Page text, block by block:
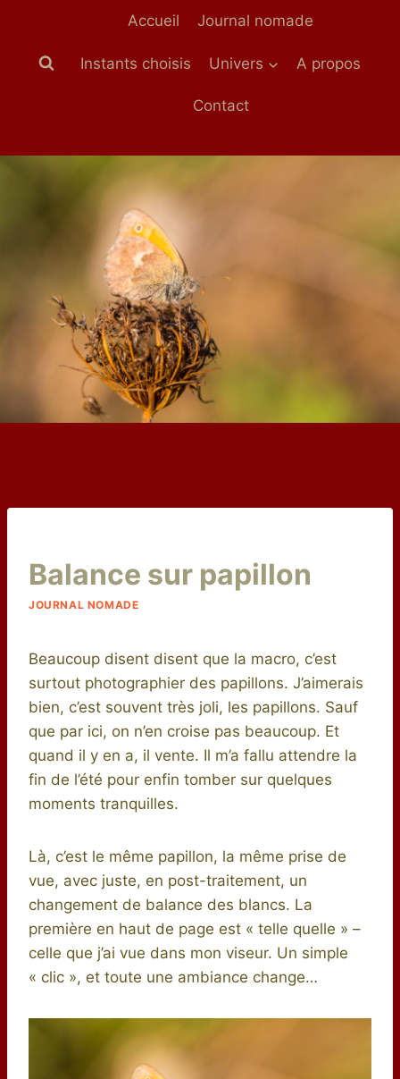
contenu
Accueil Journal nomade
Instants choisis Univers A propos
Contact
JOURNAL NOMADE
Balance sur papillon
niro
Beaucoup disent disent que la macro, c’est
surtout photographier des papillons. J’aimerais
bien, c’est souvent très joli, les papillons. Sauf
que par ici, on n’en croise pas beaucoup. Et
quand il y en a, il vente. Il m’a fallu attendre la
fin de l’été pour enfin tomber sur quelques
moments tranquilles.
Là, c’est le même papillon, la même prise de
vue, avec juste, en post-traitement, un
changement de balance des blancs. La
première en haut de page est « telle quelle » –
celle que j’ai vue dans mon viseur. Un simple
« clic », et toute une ambiance change…